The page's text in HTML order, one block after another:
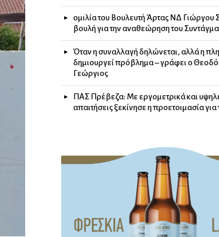
ομιλία του Βουλευτή Άρτας ΝΔ Γιώργου
βουλή για την αναθεώρηση του
Όταν η συναλλαγή δηλώνεται, αλλά η
δημιουργεί πρόβλημα – γράφει ο
Γεώργιος
ΠΑΣ Πρέβεζα: Με εργομετρικά και
απαιτήσεις ξεκίνησε η προετοιμασία για